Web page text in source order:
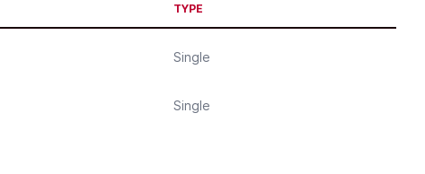
TYPE
Single
Single